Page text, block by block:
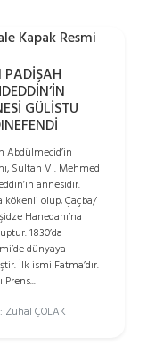
PADİŞAH
GÜLİSTU
Abdülmecid’in
Sultan VI. Mehmed
annesidir.
kökenli olup, Çaçba/
Hanedanı’na
1830’da
dünyaya
İlk ismi Fatma’dır.
Prens...
Zühal ÇOLAK